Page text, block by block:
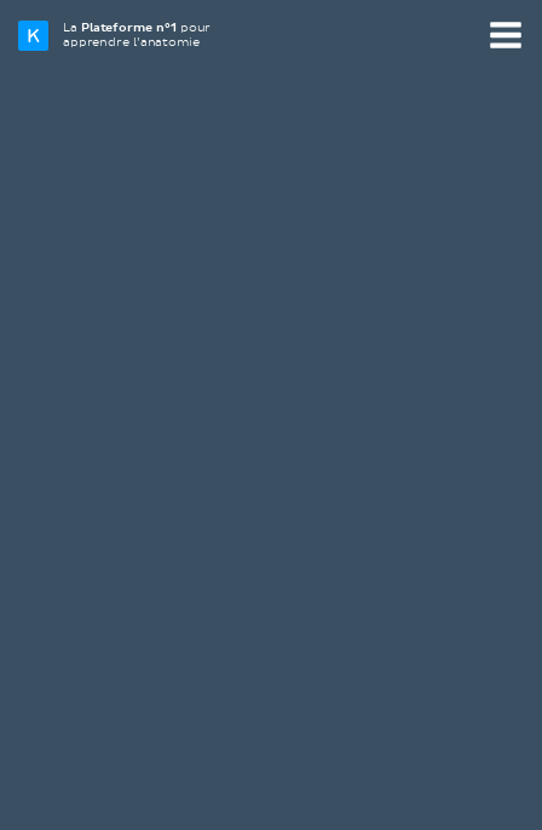
La Plateforme n°1 pour
apprendre l’anatomie